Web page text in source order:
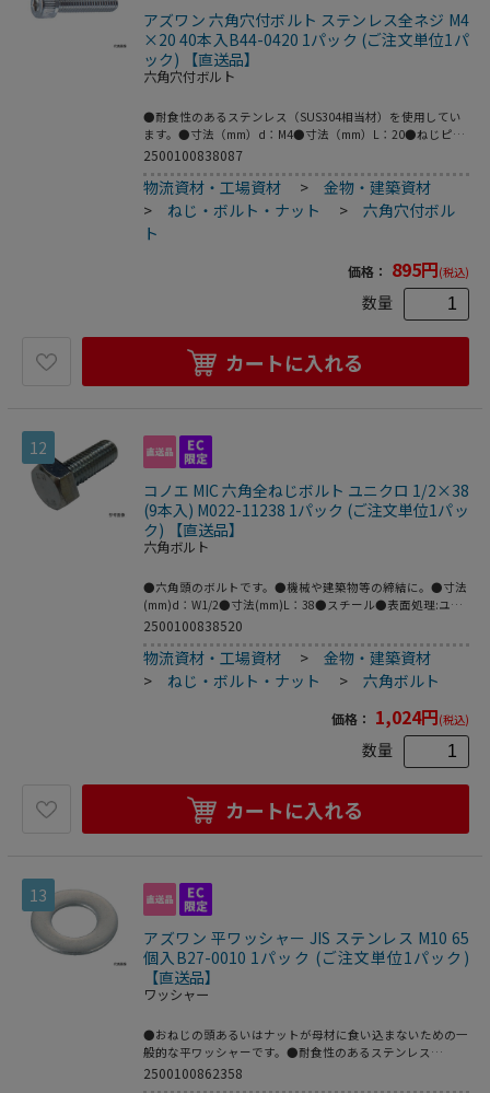
アズワン 六角穴付ボルト ステンレス全ネジ M4
×20 40本入B44-0420 1パック (ご注文単位1パ
ック) 【直送品】
六角穴付ボルト
●耐食性のあるステンレス（SUS304相当材）を使用してい
ます。●寸法（mm）d：M4●寸法（mm）L：20●ねじピッ
チ（mm）：0.7●ねじ部長さ（mm）：20●強度区分：A2-
ク（ブリスター）●JIS B1176規格品●材質／仕上：ステン
レス（SUS304相当材）●コード番号：160-1512●こちらの
商品は事業者様向け商品です。
2500100838087
物流資材・工場資材 >金物・建築資材
> ねじ・ボルト・ナット >六角穴付ボル
ト
価格： 895円(税込)
数量
カートに入れる
12
コノエ MIC 六角全ねじボルト ユニクロ 1/2×38
(9本入) M022-11238 1パック (ご注文単位1パッ
ク) 【直送品】
六角ボルト
●六角頭のボルトです。●機械や建築物等の締結に。●寸法
(mm)d：W1/2●寸法(mm)L：38●スチール●表面処理:ユニ
クロ●質量：555g●原産国：日本●コード番号：212-
2500100838520
物流資材・工場資材 >金物・建築資材
> ねじ・ボルト・ナット >六角ボルト
価格： 1,024円(税込)
数量
カートに入れる
13
アズワン 平ワッシャー JIS ステンレス M10 65
個入B27-0010 1パック (ご注文単位1パック)
【直送品】
ワッシャー
●おねじの頭あるいはナットが母材に食い込まないための一
般的な平ワッシャーです。●耐食性のあるステンレス
（SUS304）の材質を使用しています。●呼び径：M10●外
2500100862358